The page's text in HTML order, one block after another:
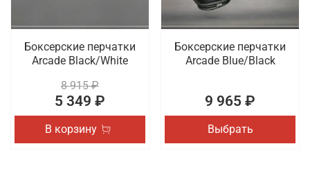
Боксерские перчатки
Arcade Black/White
8 915 ₽
5 349 ₽
В корзину
Боксерские перчатки
Arcade Blue/Black
9 965 ₽
Выбрать